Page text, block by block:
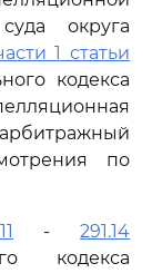
округа
1 статьи
кодекса
по
- 291.14
кодекса